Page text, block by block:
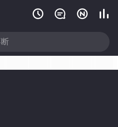
   